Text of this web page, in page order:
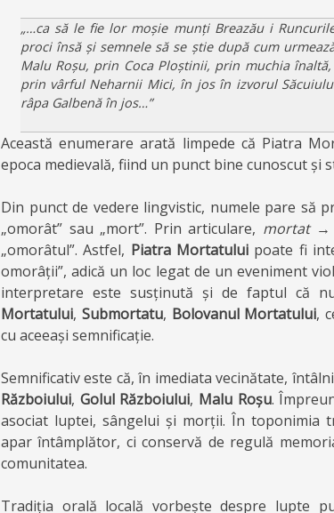
„…ca să le fie lor moșie munți Breazău i
proci însă și semnele să se știe după cum
Malu Roșu, prin Coca Ploștinii, prin muchia
prin vârful Neharnii Mici, în jos în izvorul
râpa Galbenă în jos…”
Această enumerare arată limpede că Piatra
epoca medievală, fiind un punct bine cunoscut și
Din punct de vedere lingvistic, numele pare să
„omorât” sau „mort”. Prin articulare, mortat→
„omorâtul”. Astfel, Piatra Mortatului poate fi
omorâții”, adică un loc legat de un eveniment
interpretare este susținută și de faptul că
Mortatului, Submortatu, Bolovanul Mortatului,
cu aceeași semnificație.
Semnificativ este că, în imediata vecinătate,
Războiului, Golul Războiului, Malu Roșu.
asociat luptei, sângelui și morții. În toponimia
apar întâmplător, ci conservă de regulă
comunitatea.
Tradiția orală locală vorbește despre lupte